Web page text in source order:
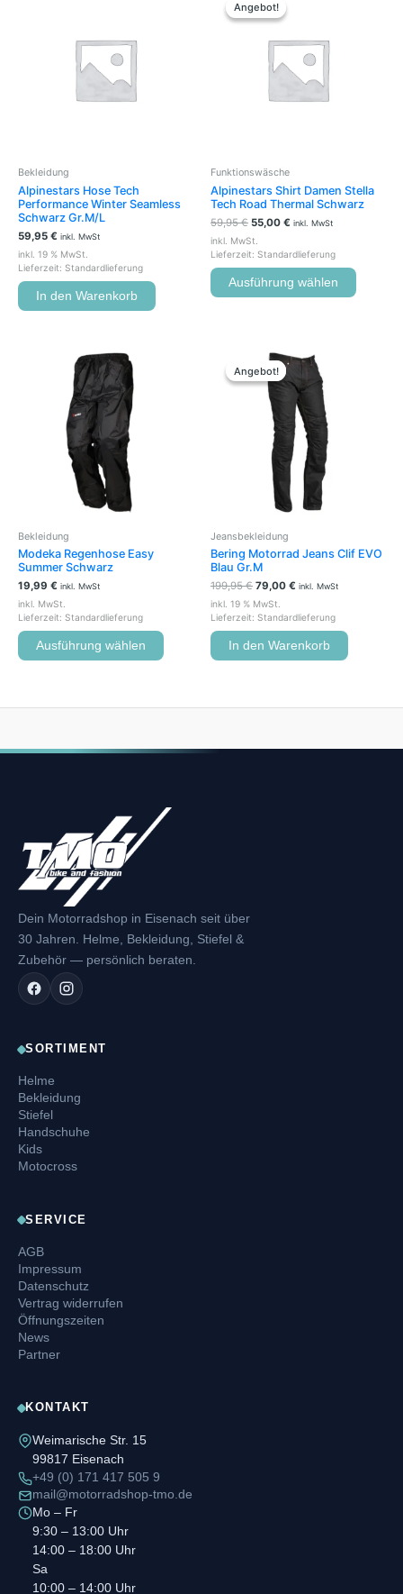
Bekleidung
Alpinestars Hose Tech
Performance Winter Seamless
Schwarz Gr.M/L
59,95 € inkl. MwSt
inkl. 19 % MwSt.
Lieferzeit: Standardlieferung
In den Warenkorb
Angebot!
Angebot!
Funktionswäsche
Alpinestars Shirt Damen Stella
Tech Road Thermal Schwarz
59,95€
war:
59,95 €
55,00 € inkl. MwSt
inkl. MwSt.
Lieferzeit: Standardlieferung
Ausführung wählen
gewählt
werden
Bekleidung
Modeka Regenhose Easy
Summer Schwarz
19,99 € inkl. MwSt
inkl. MwSt.
Lieferzeit: Standardlieferung
Ausführung wählen
Produktseite
Angebot!
Angebot!
Jeansbekleidung
Bering Motorrad Jeans Clif EVO
Blau Gr.M
199,95€
Ursprünglicher
Preis
war:
199,95 €
79,00 €
Preis
ist:
79,00 €.
inkl. MwSt
inkl. 19 % MwSt.
Lieferzeit: Standardlieferung
In den Warenkorb
Dein Motorradshop in Eisenach seit über
30 Jahren. Helme, Bekleidung, Stiefel &
Zubehör — persönlich beraten.
SORTIMENT
Helme
Bekleidung
Stiefel
Handschuhe
Kids
Motocross
SERVICE
AGB
Impressum
Datenschutz
Vertrag widerrufen
Öffnungszeiten
News
Partner
KONTAKT
Weimarische Str. 15
99817 Eisenach
+49 (0) 171 417 505 9
mail@motorradshop-tmo.de
Mo – Fr
9:30 – 13:00 Uhr
14:00 – 18:00 Uhr
Sa
10:00 – 14:00 Uhr